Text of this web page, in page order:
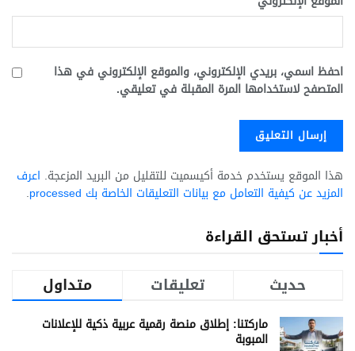
احفظ اسمي، بريدي الإلكتروني، والموقع الإلكتروني في هذا
المتصفح لاستخدامها المرة المقبلة في تعليقي.
هذا الموقع يستخدم خدمة أكيسميت للتقليل من البريد المزعجة. اعرف
المزيد عن كيفية التعامل مع بيانات التعليقات الخاصة بك processed
.
أخبار تستحق القراءة
متداول
تعليقات حديث
ماركتنا: إطلاق منصة رقمية عربية ذكية للإعلانات
المبوبة